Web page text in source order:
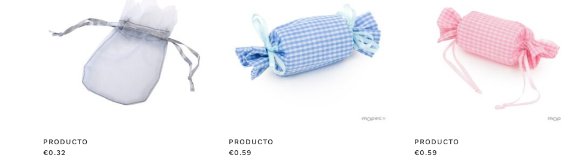
PRODUCTO
€0.32
PRODUCTO
€0.59
PRODUCTO
€0.59